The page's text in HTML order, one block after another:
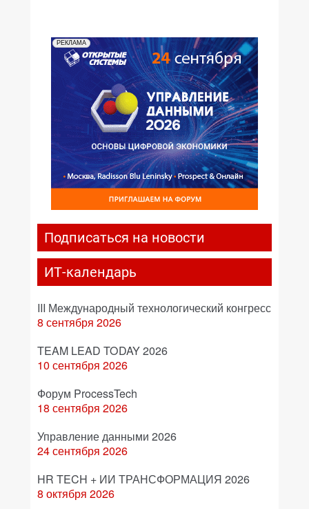
РЕКЛАМА
Подписаться на новости
ИТ-календарь
III Международный технологический конгресс
8 сентября 2026
TEAM LEAD TODAY 2026
10 сентября 2026
Форум ProcessTech
18 сентября 2026
Управление данными 2026
24 сентября 2026
HR TECH + ИИ ТРАНСФОРМАЦИЯ 2026
8 октября 2026